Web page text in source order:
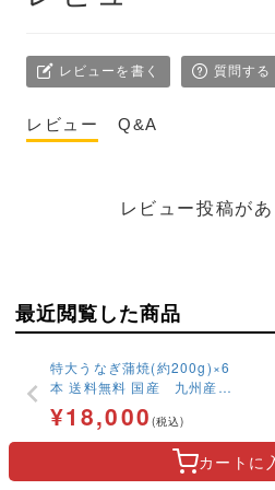
カートに
レビューを書く 質問する
レビュー Q&A
レビュー投稿があ
最近閲覧した商品
特大うなぎ蒲焼(約200g)×6
本 送料無料 国産 九州産
最安値挑戦 ベストお取り寄
せ大賞 銅賞受賞 高級
贅沢 ギフト
¥18,000 (税込)
あなたにおすすめ